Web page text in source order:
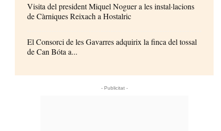
Visita del president Miquel Noguer a les instal·lacions
de Càrniques Reixach a Hostalric
El Consorci de les Gavarres adquirix la finca del tossal
de Can Bóta a...
- Publicitat -